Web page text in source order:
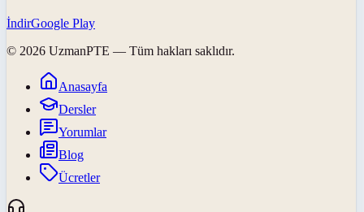
İndirGoogle Play
© 2026 UzmanPTE — Tüm hakları saklıdır.
Anasayfa
Dersler
Yorumlar
Blog
Ücretler